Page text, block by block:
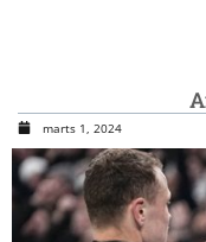
marts 1, 2024